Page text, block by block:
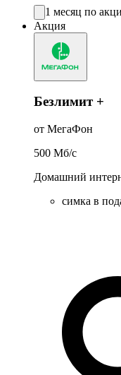
1 месяц по
Акция
Безлимит +
от МегаФон
500 Мб/c
Домашний
симка в